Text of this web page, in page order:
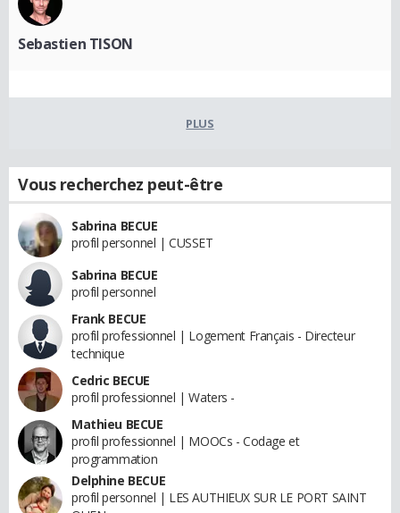
Sebastien TISON
PLUS
Vous recherchez peut-être
Sabrina BECUE
profil personnel | CUSSET
Sabrina BECUE
profil personnel
Frank BECUE
profil professionnel | Logement Français - Directeur
technique
Cedric BECUE
profil professionnel | Waters -
Mathieu BECUE
profil professionnel | MOOCs - Codage et
programmation
Delphine BECUE
profil personnel | LES AUTHIEUX SUR LE PORT SAINT